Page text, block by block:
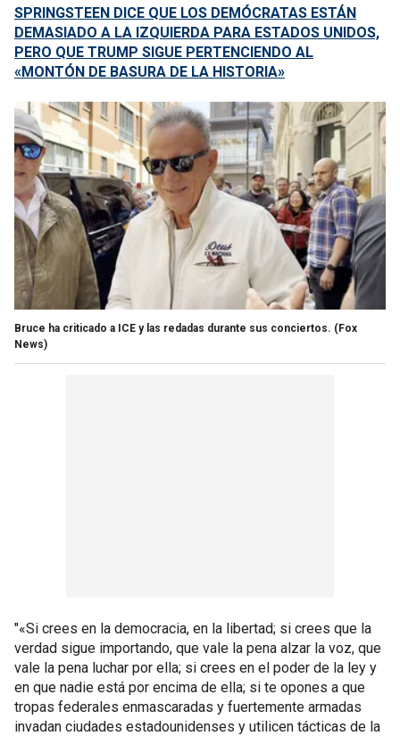
SPRINGSTEEN DICE QUE LOS DEMÓCRATAS ESTÁN
DEMASIADO A LA IZQUIERDA PARA ESTADOS UNIDOS,
PERO QUE TRUMP SIGUE PERTENCIENDO AL
«MONTÓN DE BASURA DE LA HISTORIA»
Bruce ha criticado a ICE y las redadas durante sus conciertos. (Fox
News)
"«Si crees en la democracia, en la libertad; si crees que la
verdad sigue importando, que vale la pena alzar la voz, que
vale la pena luchar por ella; si crees en el poder de la ley y
en que nadie está por encima de ella; si te opones a que
tropas federales enmascaradas y fuertemente armadas
invadan ciudades estadounidenses y utilicen tácticas de la